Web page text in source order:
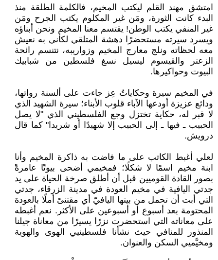
امتشق مهند القلم ليكتب المخيم، فالكلمة الطلقة منذ
البدء كانت الثورة، ومَن غير المكلوم يكتب الجرح ومَن
غير المنفي يكتب الوطن! يقتسم معنا المخيم ونحن أبناؤه
ويسرد سيرته مستحضرًا دهشة المتلقي لكأني به نعيش
معه لحظاته ونلج معارج المخيم وزواريبه، نتنسم رائحة
الزعتر والقيسوم ليسيل نسغ فلسطين من شبابيك
البيوت وحواكيرها.
في المخيم سيرة وحكاياتُ عِز جاءت على ألسنة رواتها،
ودائع عزيزة أودعها الآباء قلوب الأبناء؛ سيرة الشهيد الذي
لا قبر له، حكاية تختزل وجع الفلسطيني الذي "لا يصل
الحبيب ـ فيها ـ إلى الحبيب إلا شهيدًا أو شريدا" كما قال
درويش.
لعلي أغبط الكاتب على ما فاضت به ذاكرة المخيم وأنا
ابنة مخيم اسمًا لا شكلًا؛ فمخيمي أضحى بيوتًا عامرةً
بصور القادة القوميين قبل أن أطلق صرخة الحياة على يد
جدتي اليافية في مخيم العودة في مدينة الزرقاء، جدتي
التي أبت أن تحمل من بيتها اليافيّ أي مقتنىً أملًا بالعودة
المحتومة بعد أسبوع أو أسبوعين على الأكثر. نعم أغبطه
على معاناته التي استحضرت نزرًا يسيرًا من معاناة جيلنا
المنذور للمنافي حيث نشأنا فلسطينيي الهوى والهوية
ومخيَّميي السكن والعنوان.